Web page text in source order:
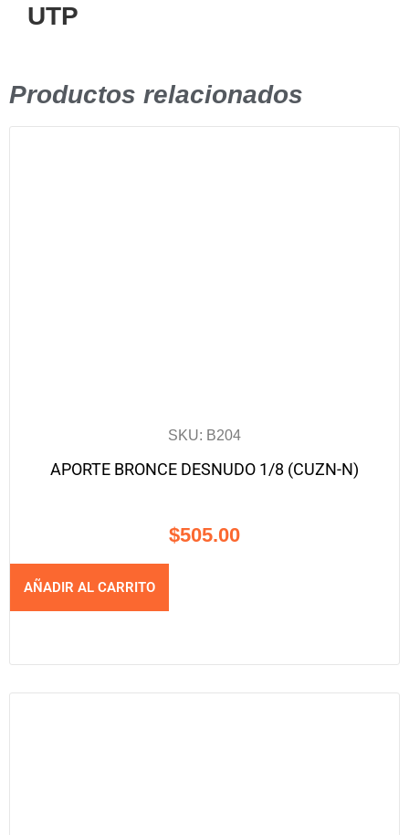
UTP
Productos relacionados
SKU: B204
APORTE BRONCE DESNUDO 1/8 (CUZN-N)
$505.00
AÑADIR AL CARRITO